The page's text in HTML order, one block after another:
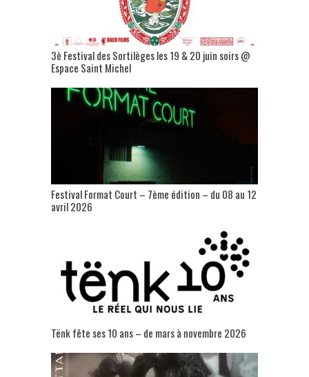
3è Festival des Sortilèges les 19 & 20 juin soirs @
Espace Saint Michel
Festival Format Court – 7ème édition – du 08 au 12
avril 2026
Tënk fête ses 10 ans – de mars à novembre 2026